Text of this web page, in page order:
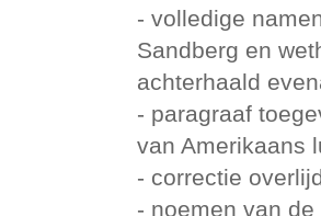
- volledige
Sandberg en
achterhaald
- paragraaf
van Amerikaans
- correctie
- noemen van